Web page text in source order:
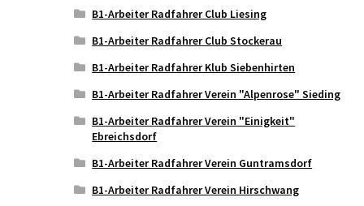
B1-Arbeiter Radfahrer Club Liesing
B1-Arbeiter Radfahrer Club Stockerau
B1-Arbeiter Radfahrer Klub Siebenhirten
B1-Arbeiter Radfahrer Verein "Alpenrose" Sieding
B1-Arbeiter Radfahrer Verein "Einigkeit"
Ebreichsdorf
B1-Arbeiter Radfahrer Verein Guntramsdorf
B1-Arbeiter Radfahrer Verein Hirschwang